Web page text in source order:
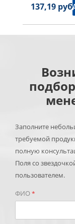
137,19 руб.
Заполните
требуемой
полную
Поля со
пользователем.
ФИО*